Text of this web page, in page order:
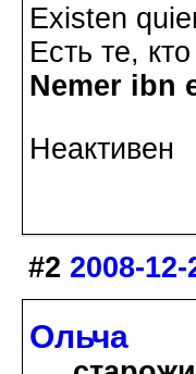
Existen
Есть те,
Nemer ibn
Неактивен
#2 2008-
Ольча